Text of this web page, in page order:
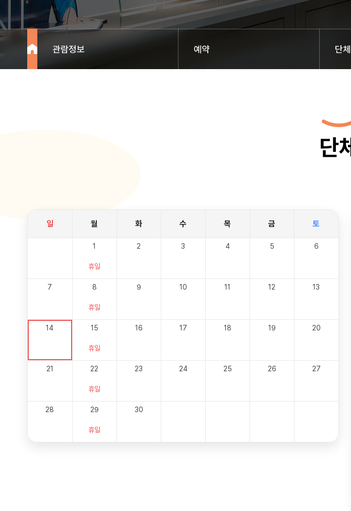
관람정보 예약 단체
단체
일 월 화 수 목 금 토
1
휴일
2 3 4 5 6
7 8
휴일
9 10 11 12 13
14 15
휴일
16 17 18 19 20
21 22
휴일
23 24 25 26 27
28 29
휴일
30